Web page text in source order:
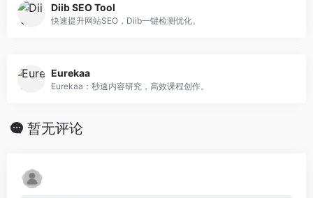
Diib SEO Tool
快速提升网站SEO，Diib一键检测优化。
Eurekaa
Eurekaa：秒速内容研究，高效课程创作。
暂无评论